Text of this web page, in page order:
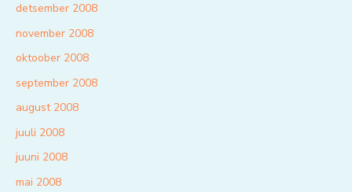
detsember 2008
november 2008
oktoober 2008
september 2008
august 2008
juuli 2008
juuni 2008
mai 2008